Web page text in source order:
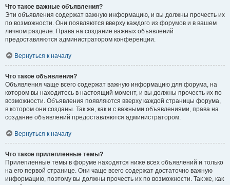
Что такое важные объявления?
Эти объявления содержат важную информацию, и вы должны прочесть их
по возможности. Они появляются вверху каждого из форумов и в вашем
личном разделе. Права на создание важных объявлений
предоставляются администратором конференции.
Вернуться к началу
Что такое объявления?
Объявления чаще всего содержат важную информацию для форума, на
котором вы находитесь в настоящий момент, и вы должны прочесть их по
возможности. Объявления появляются вверху каждой страницы форума,
в котором они созданы. Так же, как и с важными объявлениями, права на
создание объявлений предоставляются администратором.
Вернуться к началу
Что такое прилепленные темы?
Прилепленные темы в форуме находятся ниже всех объявлений и только
на его первой странице. Они чаще всего содержат достаточно важную
информацию, поэтому вы должны прочесть их по возможности. Так же, как